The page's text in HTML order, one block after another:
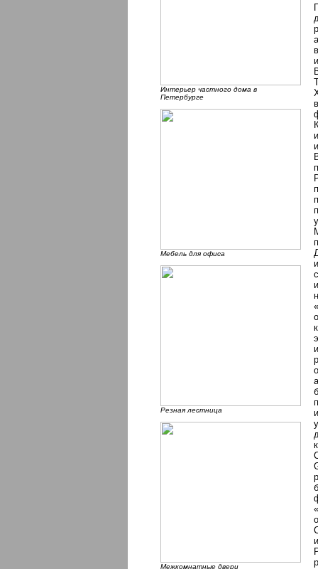
Интерьер частного дома в
Петербурге
Мебель для офиса
Резная лестница
Межкомнатные двери